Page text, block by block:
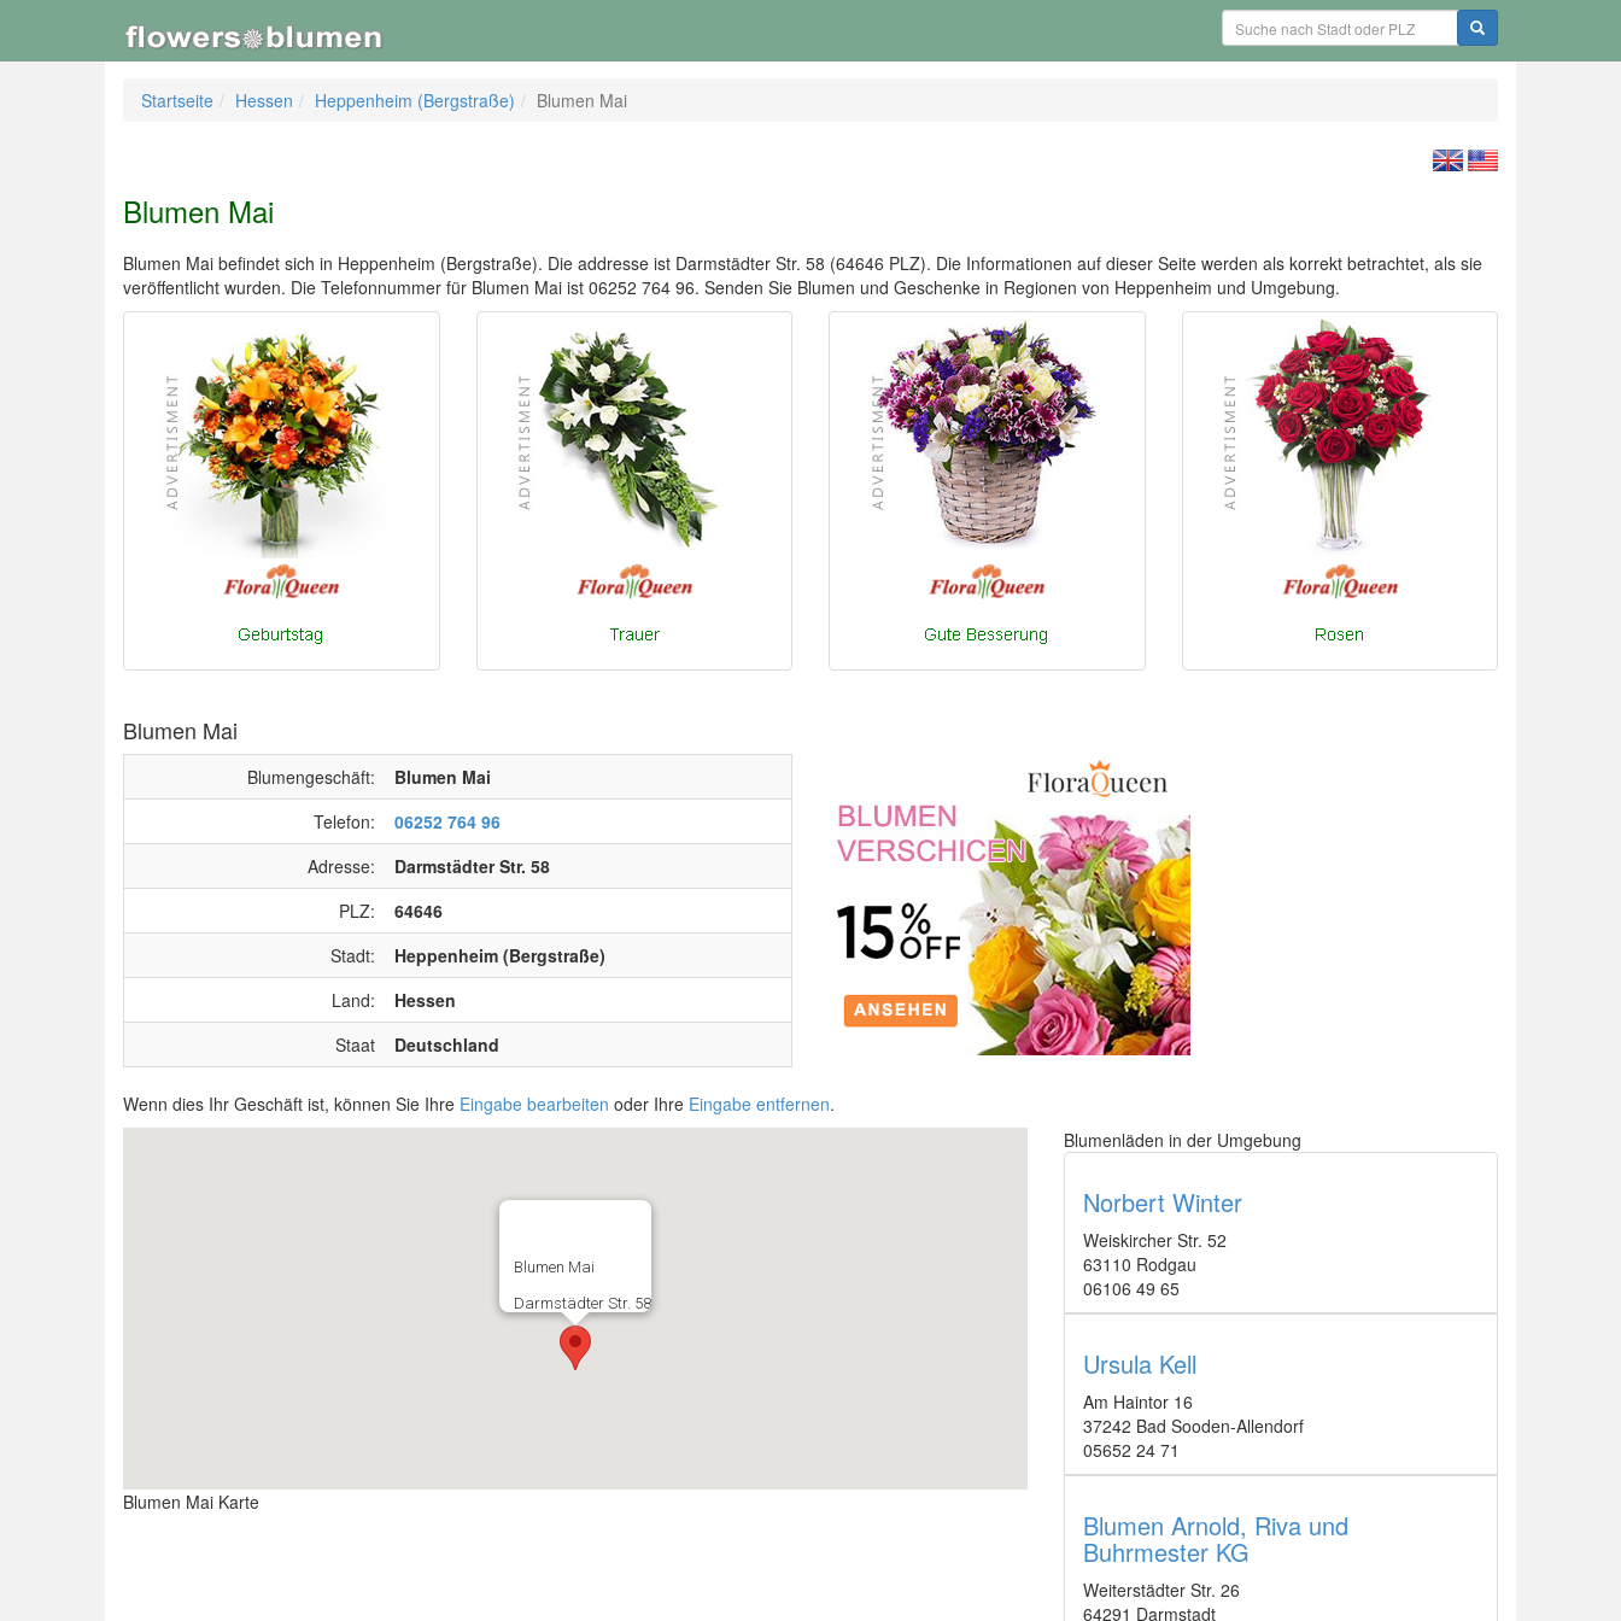
Startseite Hessen Heppenheim (Bergstraße) Blumen Mai
Blumen Mai
Blumen Mai befindet sich in Heppenheim (Bergstraße). Die addresse ist Darmstädter Str. 58 (64646 PLZ). Die Informationen auf dieser Seite werden als korrekt betrachtet, als sie
veröffentlicht wurden. Die Telefonnummer für Blumen Mai ist 06252 764 96. Senden Sie Blumen und Geschenke in Regionen von Heppenheim und Umgebung.
Blumen Mai
Blumengeschäft:
Blumen Mai
Telefon:
06252 764 96
Adresse:
Darmstädter Str. 58
PLZ:
64646
Stadt:
Heppenheim (Bergstraße)
Land:
Hessen
Staat
Deutschland
Wenn dies Ihr Geschäft ist, können Sie Ihre Eingabe bearbeiten oder Ihre Eingabe entfernen.
Blumen Mai
Darmstädter Str. 58
Blumen Mai Karte
Blumenläden in der Umgebung
Norbert Winter
Weiskircher Str. 52
63110 Rodgau
06106 49 65
Ursula Kell
Am Haintor 16
37242 Bad Sooden-Allendorf
05652 24 71
Blumen Arnold, Riva und
Buhrmester KG
Weiterstädter Str. 26
64291 Darmstadt